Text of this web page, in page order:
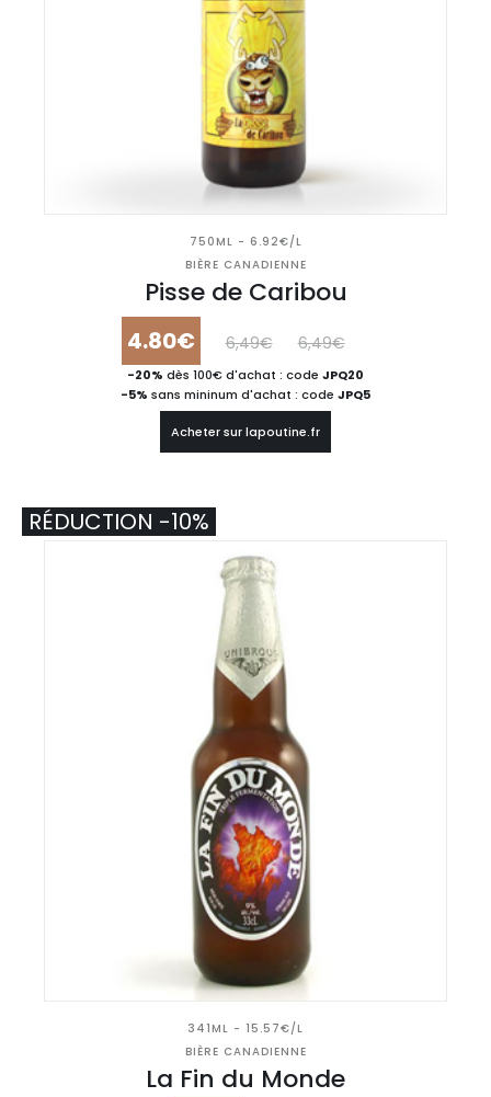
750ML - 6.92€/L
BIÈRE CANADIENNE
Pisse de Caribou
4.80€ 6,49€ 6,49€
-20% dès 100€ d'achat : code JPQ20
-5% sans mininum d'achat : code JPQ5
Acheter sur lapoutine.fr
341ML - 15.57€/L
BIÈRE CANADIENNE
La Fin du Monde
RÉDUCTION -10%